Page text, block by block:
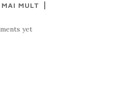
MAI MULT
yet